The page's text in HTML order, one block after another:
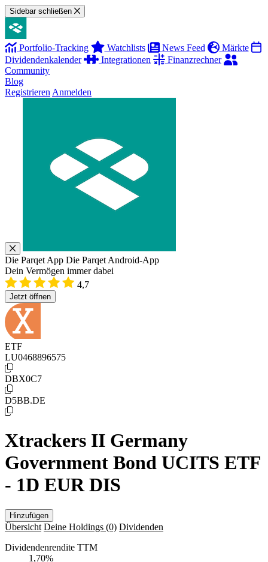
Sidebar schließen
Portfolio-Tracking Watchlists News Feed
Märkte
Dividendenkalender
Integrationen
Finanzrechner
Community
Blog
Registrieren Anmelden
Die Parqet App Die Parqet Android-App
Dein Vermögen immer dabei
4,7
Jetzt öffnen
ETF
LU0468896575
DBX0C7
D5BB.DE
Xtrackers II Germany
Government Bond UCITS ETF
- 1D EUR DIS
Hinzufügen
Übersicht Deine Holdings (0) Dividenden
Dividendenrendite TTM
1,70%